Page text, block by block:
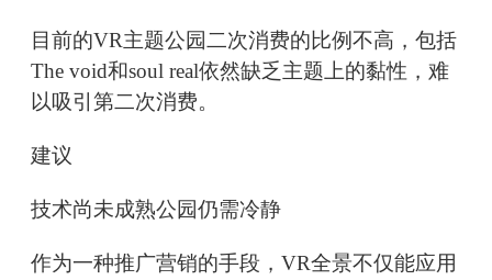
目前的VR主题公园二次消费的比例不高，包括
The void和soul real依然缺乏主题上的黏性，难
以吸引第二次消费。
建议
技术尚未成熟公园仍需冷静
作为一种推广营销的手段，VR全景不仅能应用